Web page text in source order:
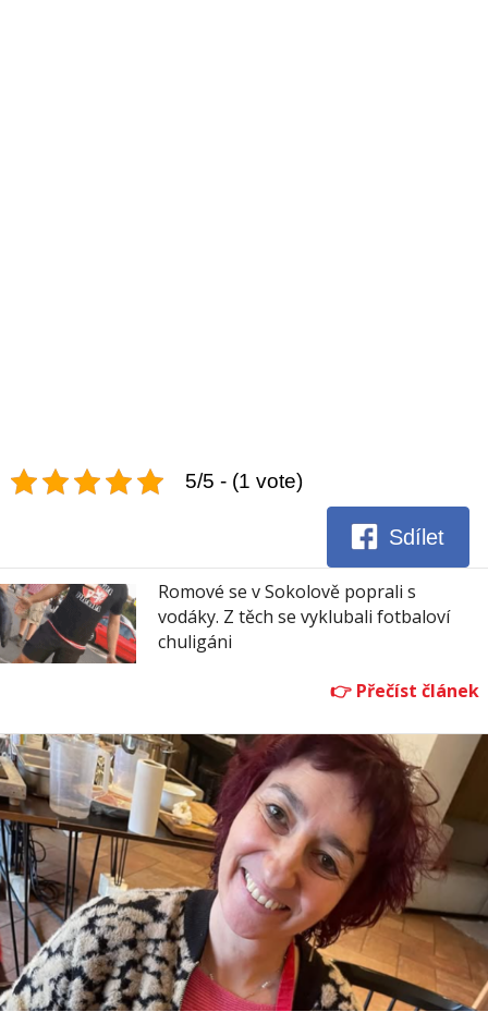
5/5 - (1 vote)
Sdílet
Romové se v Sokolově poprali s
vodáky. Z těch se vyklubali fotbaloví
chuligáni